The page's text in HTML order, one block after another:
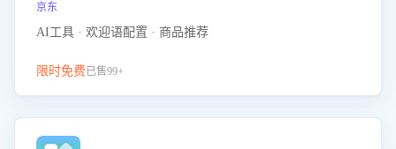
京东
AI工具 · 欢迎语配置 · 商品推荐
限时免费已售99+